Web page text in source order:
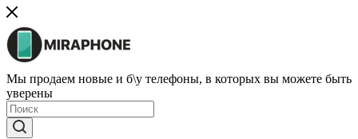
Мы продаем новые и б\у телефоны, в которых вы можете быть
уверены